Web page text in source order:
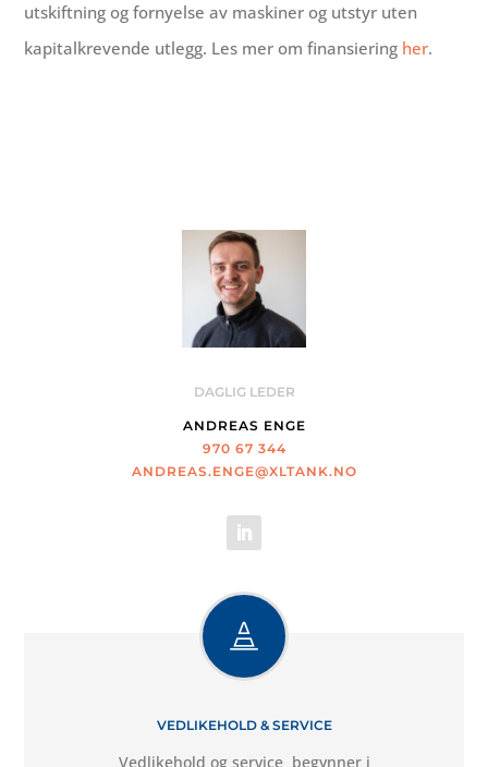
utskiftning og fornyelse av maskiner og utstyr uten
kapitalkrevende utlegg. Les mer om finansiering her.
DAGLIG LEDER
ANDREAS ENGE
970 67 344
ANDREAS.ENGE@XLTANK.NO

VEDLIKEHOLD & SERVICE
Vedlikehold og service begynner i